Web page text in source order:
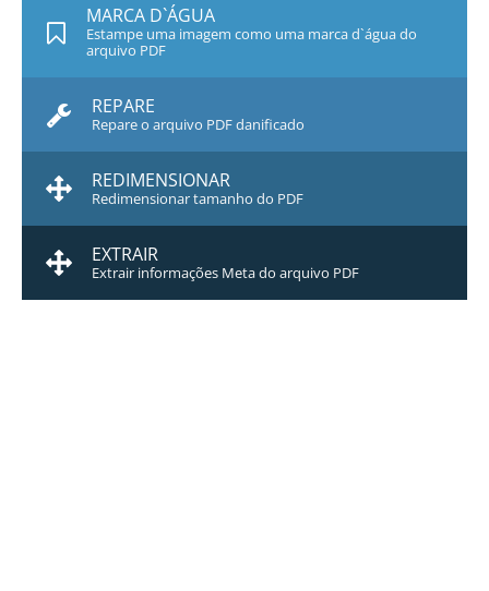
MARCA D`ÁGUA
Estampe uma imagem como uma marca d`água do
arquivo PDF
REPARE
Repare o arquivo PDF danificado
REDIMENSIONAR
Redimensionar tamanho do PDF
EXTRAIR
Extrair informações Meta do arquivo PDF